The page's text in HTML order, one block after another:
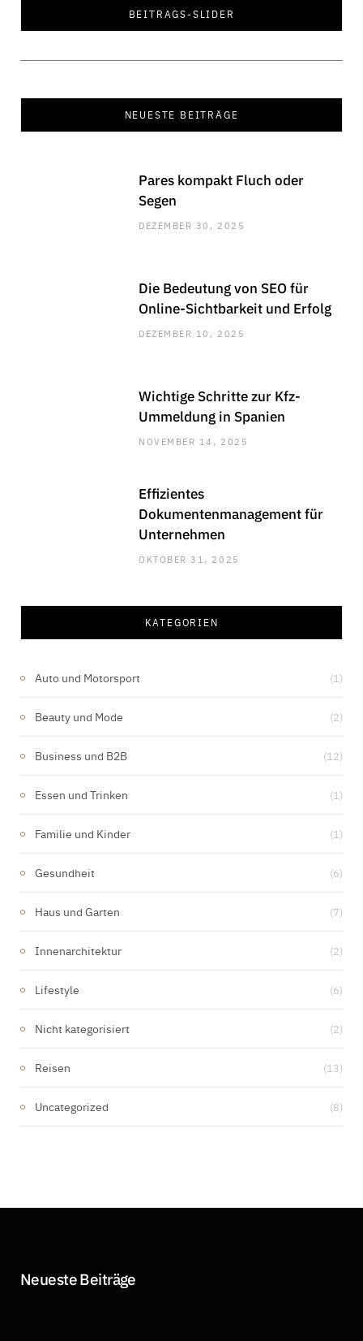
BEITRAGS-SLIDER
Hohlkehlleisten
NEUESTE BEITRÄGE
Pares kompakt Fluch oder
Segen
DEZEMBER 30, 2025
Die Bedeutung von SEO für
Online-Sichtbarkeit und Erfolg
DEZEMBER 10, 2025
Wichtige Schritte zur Kfz-
Ummeldung in Spanien
NOVEMBER 14, 2025
Effizientes
Dokumentenmanagement für
Unternehmen
OKTOBER 31, 2025
KATEGORIEN
Auto und Motorsport (1)
Beauty und Mode (2)
Business und B2B (12)
Essen und Trinken (1)
Familie und Kinder (1)
Gesundheit (6)
Haus und Garten (7)
Innenarchitektur (2)
Lifestyle (6)
Nicht kategorisiert (2)
Reisen (13)
Uncategorized (8)
Neueste Beiträge